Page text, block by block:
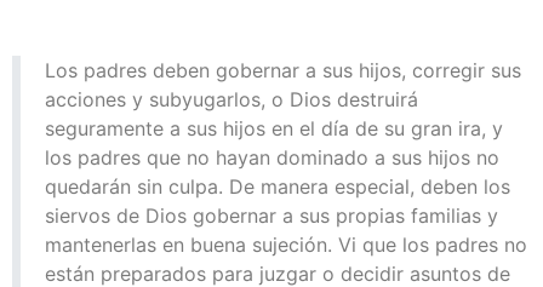
Los padres deben gobernar a sus hijos, corregir sus
acciones y subyugarlos, o Dios destruirá
seguramente a sus hijos en el día de su gran ira, y
los padres que no hayan dominado a sus hijos no
quedarán sin culpa. De manera especial, deben los
siervos de Dios gobernar a sus propias familias y
mantenerlas en buena sujeción. Vi que los padres no
están preparados para juzgar o decidir asuntos de